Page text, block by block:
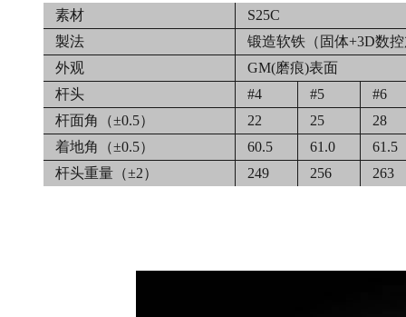
素材
S25C
製法
锻造软铁（固体+3D数
外观
GM(磨痕)表面
杆头
#4 #5
#6
杆面角（±0.5）
22 25
28
着地角（±0.5）
60.5 61.0
61.5
杆头重量（±2）
249 256 263